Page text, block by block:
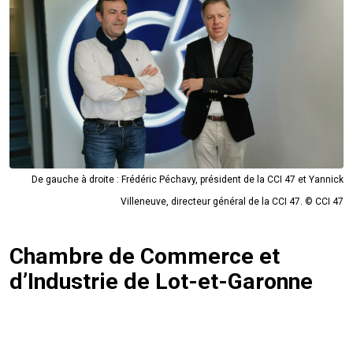
De gauche à droite : Frédéric Péchavy, président de la CCI 47 et Yannick
Villeneuve, directeur général de la CCI 47. © CCI 47
Chambre de Commerce et
d’Industrie de Lot-et-Garonne